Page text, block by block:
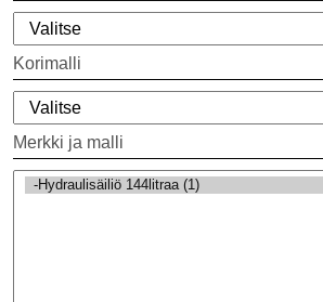
Korimalli
Merkki ja malli